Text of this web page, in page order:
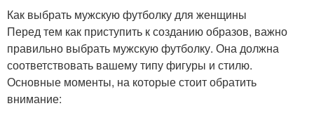
Как выбрать мужскую футболку для женщины
Перед тем как приступить к созданию образов, важно
правильно выбрать мужскую футболку. Она должна
соответствовать вашему типу фигуры и стилю.
Основные моменты, на которые стоит обратить
внимание: